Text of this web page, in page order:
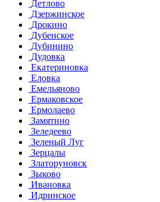
Детлово
Дзержинское
Дрокино
Дубенское
Дубинино
Дудовка
Екатериновка
Еловка
Емельяново
Ермаковское
Ермолаево
Замятино
Зеледеево
Зеленый Луг
Зерцалы
Златоруновск
Зыково
Ивановка
Идринское